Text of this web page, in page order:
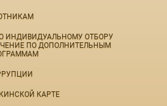
ИНДИВИДУАЛЬНОМУ ОТБОРУ
ПО ДОПОЛНИТЕЛЬНЫМ
КАРТЕ